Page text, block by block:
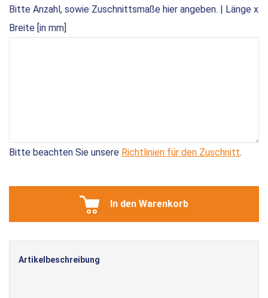
Bitte Anzahl, sowie Zuschnittsmaße hier angeben. | Länge x
Breite [in mm]
Bitte beachten Sie unsere Richtlinien für den Zuschnitt.
In den Warenkorb
Artikelbeschreibung